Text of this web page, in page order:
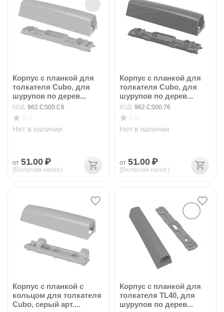
Корпус с планкой для
толкателя Cubo, для
шурупов по дерев...
КОД: 962.CS00.C6
Нет в наличии
от 51.00 ₽
(Включая налог)
Корпус с планкой для
толкателя Cubo, для
шурупов по дерев...
КОД: 962.CS00.76
Нет в наличии
от 51.00 ₽
(Включая налог)
Корпус с планкой с
кольцом для толкателя
Cubo, серый арт....
Корпус с планкой для
толкателя TL40, для
шурупов по дерев...